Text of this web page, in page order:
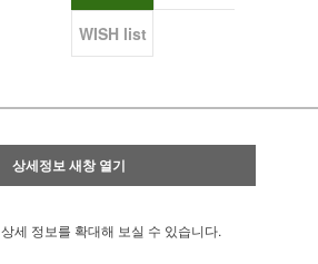
WISH list
상세정보 새창 열기
상세 정보를 확대해 보실 수 있습니다.